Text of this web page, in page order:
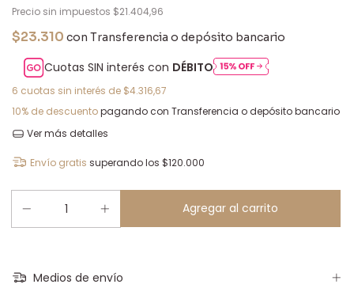
Precio sin impuestos $21.404,96
$23.310 con Transferencia o depósito bancario
Cuotas SIN interés con DÉBITO
6 cuotas sin interés de $4.316,67
10% de descuentopagando con Transferencia o depósito bancario
Ver más detalles
Envío gratis superando los $120.000
Medios de envío